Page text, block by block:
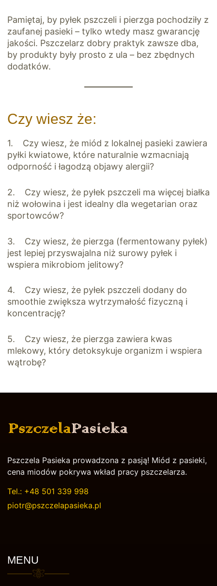
Pamiętaj, by pyłek pszczeli i pierzga pochodziły z
zaufanej pasieki – tylko wtedy masz gwarancję
jakości. Pszczelarz dobry praktyk zawsze dba,
by produkty były prosto z ula – bez zbędnych
dodatków.
Czy wiesz że:
1. Czy wiesz, że miód z lokalnej pasieki zawiera
pyłki kwiatowe, które naturalnie wzmacniają
odporność i łagodzą objawy alergii?
2. Czy wiesz, że pyłek pszczeli ma więcej białka
niż wołowina i jest idealny dla wegetarian oraz
sportowców?
3. Czy wiesz, że pierzga (fermentowany pyłek)
jest lepiej przyswajalna niż surowy pyłek i
wspiera mikrobiom jelitowy?
4. Czy wiesz, że pyłek pszczeli dodany do
smoothie zwiększa wytrzymałość fizyczną i
koncentrację?
5. Czy wiesz, że pierzga zawiera kwas
mlekowy, który detoksykuje organizm i wspiera
wątrobę?
Pszczela Pasieka prowadzona z pasją! Miód z pasieki,
cena miodów pokrywa wkład pracy pszczelarza.
Tel.: +48 501 339 998
piotr@pszczelapasieka.pl
MENU